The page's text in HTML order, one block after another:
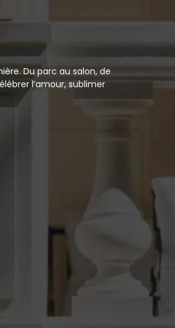
Du parc au salon, de
l’amour, sublimer